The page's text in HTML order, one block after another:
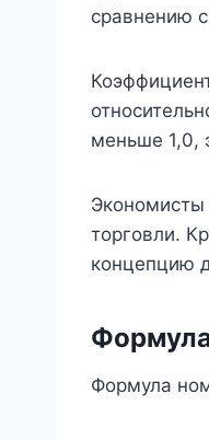
сравнению
меньше 1,0,
Экономисты
торговли.
концепцию
Формула